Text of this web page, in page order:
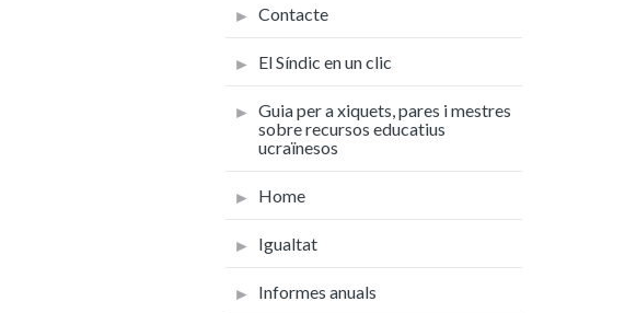
Contacte
El Síndic en un clic
Guia per a xiquets, pares i mestres
sobre recursos educatius
ucraïnesos
Home
Igualtat
Informes anuals